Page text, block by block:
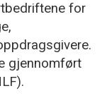
for
gjennomført